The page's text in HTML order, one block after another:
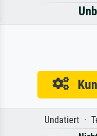
Undatiert ·